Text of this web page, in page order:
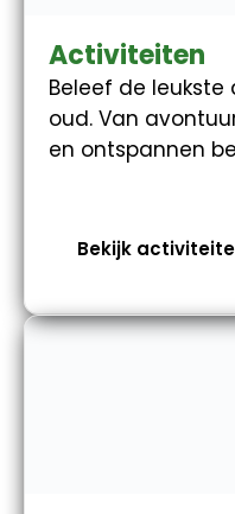
Activiteiten
Beleef de
oud. Van
en ontspannen
Bekijk